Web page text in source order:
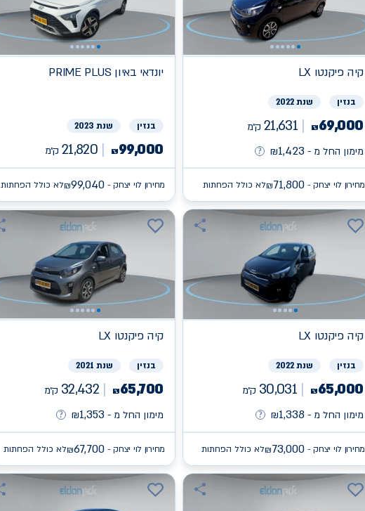
קיהפיקנטו LX
בנזין שנת 2022
₪69,000
21,631 ק״מ
מימון החל מ -
₪1,423
מחירון לוי יצחק - ₪71,800 לא כולל הפחתות
יונדאי PRIME PLUS באיון
בנזין שנת 2023
₪99,000
21,820 ק״מ
מחירון לוי יצחק - ₪99,040 לא כולל הפחתות
קיהפיקנטו LX
בנזין שנת 2022
₪65,000
30,031 ק״מ
מימון החל מ -
₪1,338
מחירון לוי יצחק - ₪73,000 לא כולל הפחתות
קיהפיקנטו LX
בנזין שנת 2021
₪65,700
32,432 ק״מ
מימון החל מ -
₪1,353
מחירון לוי יצחק - ₪67,700 לא כולל הפחתות